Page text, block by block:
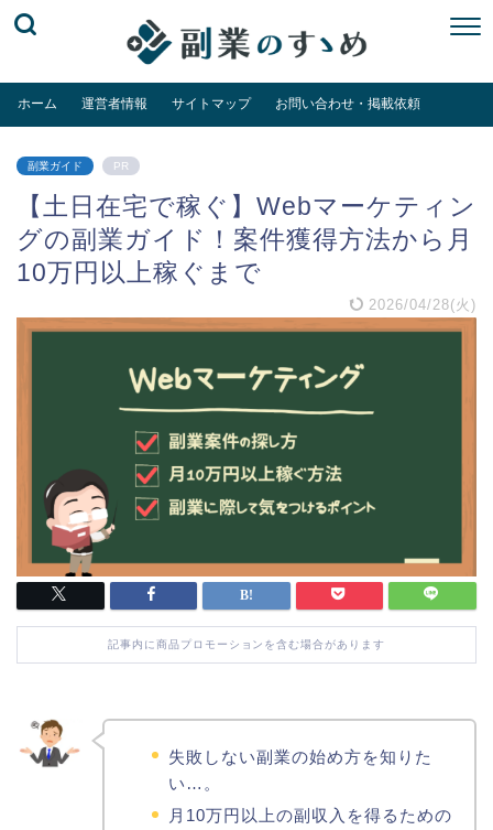
ホーム 運営者情報 サイトマップ お問い合わせ・掲載依頼
副業ガイド PR
【土日在宅で稼ぐ】Webマーケティン
グの副業ガイド！案件獲得方法から月
10万円以上稼ぐまで
2026/04/28(火)
記事内に商品プロモーションを含む場合があります
失敗しない副業の始め方を知りた
い…。
月10万円以上の副収入を得るための